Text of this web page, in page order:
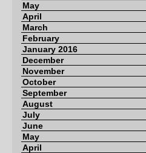
May
April
March
February
January 2016
December
November
October
September
August
July
June
May
April